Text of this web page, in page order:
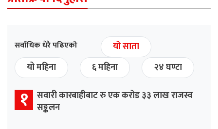
सर्वाधिक धेरै पढिएको
यो साता
यो महिना
६ महिना २४ घण्टा
१ सवारी कारबाहीबाट रु एक करोड ३३ लाख राजस्व
सङ्कलन